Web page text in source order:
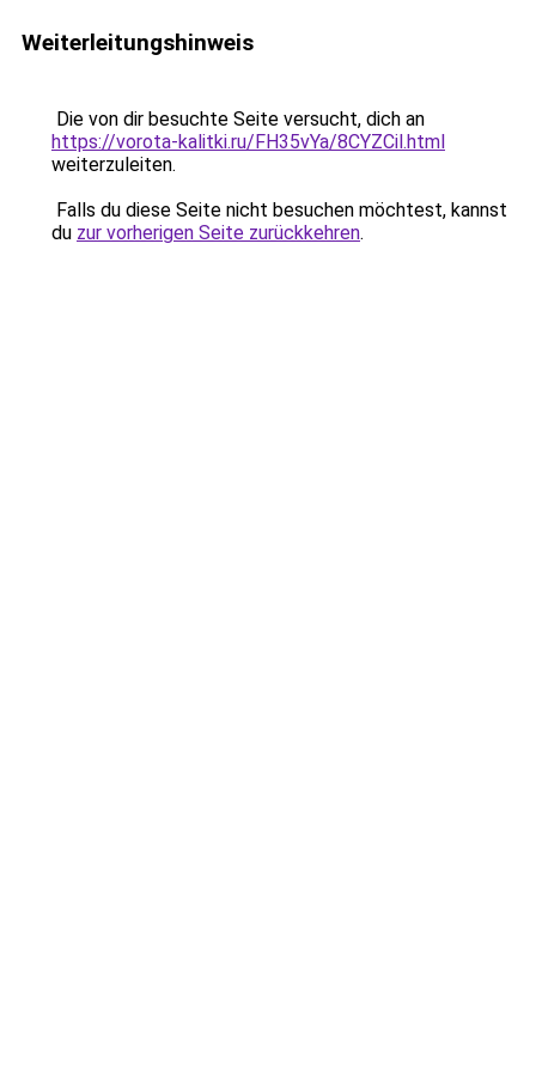
Weiterleitungshinweis
Die von dir besuchte Seite versucht, dich an
https://vorota-kalitki.ru/FH35vYa/8CYZCil.html
weiterzuleiten.
Falls du diese Seite nicht besuchen möchtest, kannst
du zur vorherigen Seite zurückkehren.